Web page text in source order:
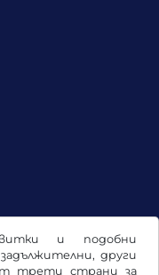
и подобни
други
трети страни за